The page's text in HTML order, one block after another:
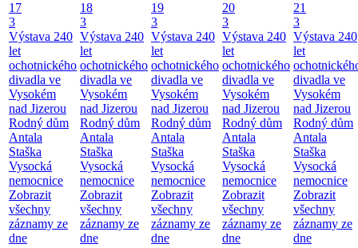
17
3
Výstava 240
let
ochotnického
divadla ve
Vysokém
nad Jizerou
Rodný dům
Antala
Staška
Vysocká
nemocnice
Zobrazit
všechny
záznamy ze
dne
18
3
Výstava 240
let
ochotnického
divadla ve
Vysokém
nad Jizerou
Rodný dům
Antala
Staška
Vysocká
nemocnice
Zobrazit
všechny
záznamy ze
dne
19
3
Výstava 240
let
ochotnického
divadla ve
Vysokém
nad Jizerou
Rodný dům
Antala
Staška
Vysocká
nemocnice
Zobrazit
všechny
záznamy ze
dne
20
3
Výstava 240
let
ochotnického
divadla ve
Vysokém
nad Jizerou
Rodný dům
Antala
Staška
Vysocká
nemocnice
Zobrazit
všechny
záznamy ze
dne
21
3
Výstava 240
let
divadla ve
Vysokém
nad Jizerou
Rodný dům
Antala
Staška
Vysocká
nemocnice
Zobrazit
všechny
záznamy ze
dne